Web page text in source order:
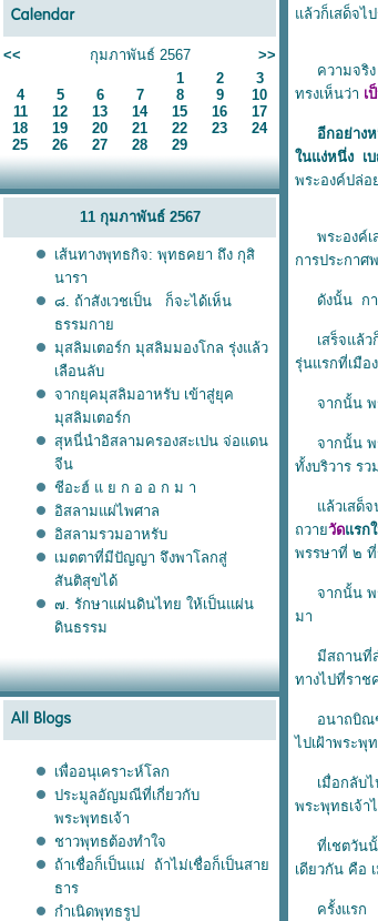
<< กุมภาพันธ์ 2567
>>
1
2
3
4
5 6 7 8 9
10
11
12 13 14 15 16
17
18
19 20 21 22 23
24
25
26 27 28 29
11 กุมภาพันธ์ 2567
เส้นทางพุทธกิจ: พุทธคยา ถึง กุสิ
นารา
๘. ถ้าสังเวชเป็น ก็จะได้เห็น
ธรรมกา
มุสลิมเตอร์ก มุสลิมมองโกล รุ่งแล้ว
เลือนลับ
จากยุคมุสลิมอาหรับ เข้าสู่ยุค
มุสลิมเตอร์ก
สุหนี่นำอิสลามครองสะเปน จ่อแดน
จีน
ชีอะฮ์ แ ย ก อ อ ก ม า
อิสลามแผ่ไพศาล
อิสลามรวมอาหรับ
เมตตาที่มีปัญญา จึงพาโลกสู่
สันติสุขได้
๗. รักษาแผ่นดินไทย ให้เป็นแผ่น
ดินธรรม
เพื่ออนุเคราะห์โลก
ประมูลอัญมณีที่เกี่ยวกับ
พระพุทธเจ้า
ชาวพุทธต้องทำใจ
ถ้าเชื่อก็เป็นแม่ ถ้าไม่เชื่อก็เป็นสา
ธาร
กำเนิดพุทธรูป
ล้วก็เสด็จไ
ความจริง
ทรงเห็นว่า เ
อีกอย่าง
นแง่หนึ่ง เ
พระองค์ปล่อ
พระองค์เส
การประกาศ
ดังนั้น การ
เสร็จแล้วก็
รุ่นแรกที่เมือ
จากนั้น พร
จากนั้น พร
ทั้งบริวาร ร
ล้วเสด็จนํ
ถวาวัดรกใ
พรรษาที่ ๒
จากนั้น พร
มา
มีสถานที่ส
ทางไปที่ราช
อนาถบิณฑิก
ไปเฝ้าพระพุ
เมื่อกลับไ
พระพุทธเจ้า
ที่เชตวันนั้
เดียวกัน คือ
ครั้งแรก เ